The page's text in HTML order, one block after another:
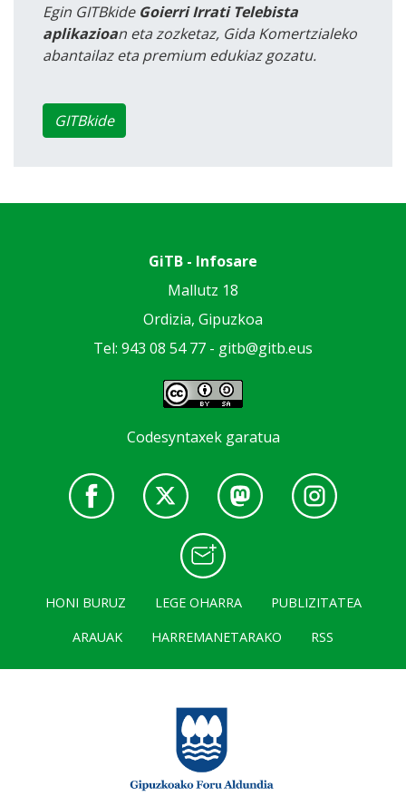
Egin GITBkide Goierri Irrati Telebista
aplikazioan eta zozketaz, Gida Komertzialeko
abantailaz eta premium edukiaz gozatu.
GITBkide
GiTB - Infosare
Mallutz 18
Ordizia, Gipuzkoa
Tel: 943 08 54 77 - gitb@gitb.eus
Codesyntaxek garatua
HONI BURUZ LEGE OHARRA
PUBLIZITATEA
ARAUAK
HARREMANETARAKO RSS